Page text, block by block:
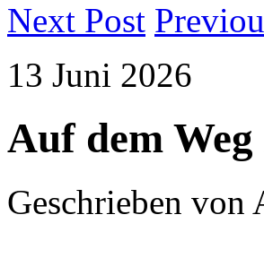
Next Post
13 Juni 2026
Auf dem
Geschrieben von